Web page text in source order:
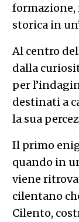
storica in
Al centro
dalla
per
destinati a
la sua
Il primo
quando in
viene
cilentano
Cilento,